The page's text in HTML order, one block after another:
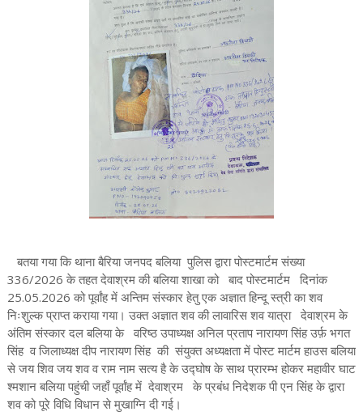
बतया गया कि थाना बैरिया जनपद बलिया पुलिस द्वारा पोस्टमार्टम संख्या
336/2026 के तहत देवाश्रम की बलिया शाखा को बाद पोस्टमार्टम दिनांक
25.05.2026 को पूर्वांह में अन्तिम संस्कार हेतु एक अज्ञात हिन्दू स्त्री का शव
निःशुल्क प्राप्त कराया गया। उक्त अज्ञात शव की लावारिस शव यात्रा देवाश्रम के
अंतिम संस्कार दल बलिया के वरिष्ठ उपाध्यक्ष अनिल प्रताप नारायण सिंह उर्फ़ भगत
सिंह व जिलाध्यक्ष दीप नारायण सिंह की संयुक्त अध्यक्षता में पोस्ट मार्टम हाउस बलिया
से जय शिव जय शव व राम नाम सत्य है के उद्घोष के साथ प्रारम्भ होकर महावीर घाट
श्मशान बलिया पहुंची जहाँ पूर्वांह में देवाश्रम के प्रबंध निदेशक पी एन सिंह के द्वारा
शव को पूरे विधि विधान से मुखाग्नि दी गई।